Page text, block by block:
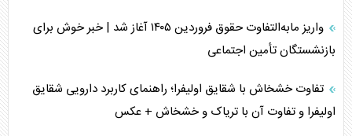
مصالحه نافرجام سعودی – اماراتی
محدودیت صادرات نفت عربستان
پشت‌پرده خشم ترامپ از رسانه‌های منتقد
واریز مابه‌التفاوت حقوق فروردین ۱۴۰۵ آغاز شد | خبر خوش برای
بازنشستگان تأمین اجتماعی
تفاوت خشخاش با شقایق اولیفرا؛ راهنمای کاربرد دارویی شقایق
اولیفرا و تفاوت آن با تریاک و خشخاش + عکس